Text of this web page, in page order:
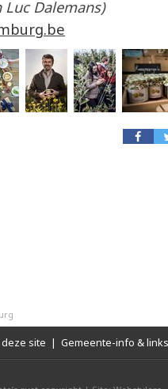
Luc Dalemans)
site | Gemeente-info & links